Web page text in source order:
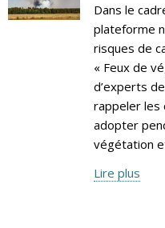
Dans le
plateforme
risques de
« Feux de
d’experts
rappeler les
adopter
végétation
Lire plus